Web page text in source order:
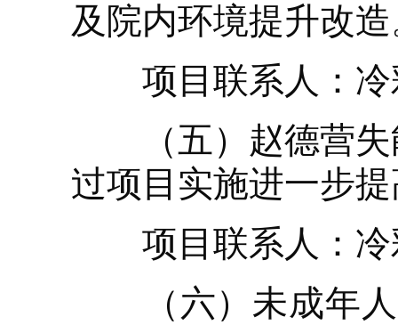
及院内环境提升改
项目联系人：冷
（五）赵德营失
过项目实施进一步
项目联系人：冷
（六）未成年人